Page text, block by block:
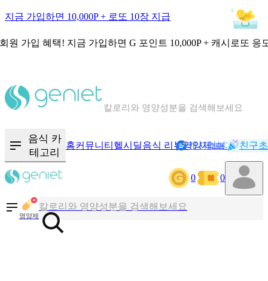
지금 가입하면 10,000P + 로또 10장 지급
원 가입 혜택! 지금 가입하면 G 포인트 10,000P + 캐시로또 응
혈당 · 다이어트 음식 검색해보세요
음식 카
테고리
홈커뮤니티 헬시딜음식 리뷰영양제NEW기록
캐시리뷰 친구
0 0
영양제
칼로리와 영양성분을 검색해보세요
혈당 · 다이어트 음식 검색해보세요
음식 · 영양제 리뷰를 찾아보세요